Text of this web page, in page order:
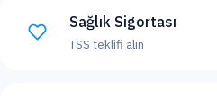
Sağlık Sigortası
TSS teklifi alın